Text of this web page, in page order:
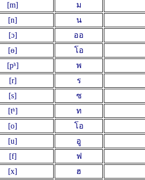
[m] ม
[n] น
[ɔ] ออ
[ɵ] โอ
[pʰ] พ
[r] ร
[s] ซ
[tʰ] ท
[o] โอ
[u] อู
[f] ฟ
[x] ฮ